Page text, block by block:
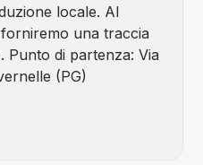
locale. Al
una traccia
Punto di partenza: Via
(PG)